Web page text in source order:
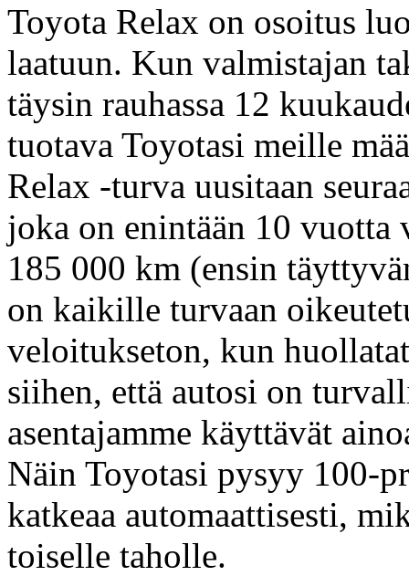
Toyota Relax on osoitus
laatuun. Kun valmistajan
täysin rauhassa 12
tuotava Toyotasi meille
Relax -turva uusitaan
joka on enintään 10 vuotta
185 000 km (ensin
on kaikille turvaan
veloitukseton, kun
siihen, että autosi on
asentajamme käyttävät
Näin Toyotasi pysyy 100-
katkeaa automaattisesti,
toiselle taholle.